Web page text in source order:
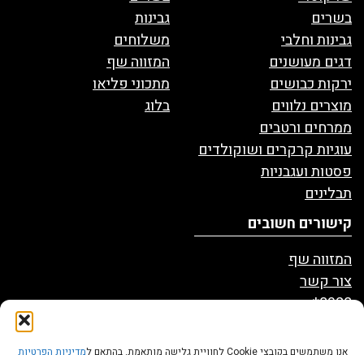
אנו משתמשים בקובצי Cookie לחוויית גלישה מותאמת. בהתאם ל מדיניות הפרטיות
בשרים
גבינות וחלבי
דגים מעושנים
ירקות כבושים
מוצרים נלווים
ממרחים ורטבים
עוגיות קרקרים ושוקולדים
פסטות ועגבניות
תבלינים
גבינות
משלוחים
המזווה שף
מתכוני פליאו
בלוג
קישורים חשובים
המזווה שף
צור קשר
8328*
מדיניות פרטיות